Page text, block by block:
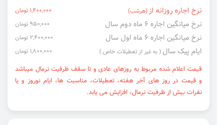
نرخ اجاره روزانه از (هرشب) 1,400,000 تومان
نرخ میانگین اجاره ۶ ماه دوم سال 950,000 تومان
نرخ میانگین اجاره ۶ ماه اول سال 2,400,000 تومان
ایام پیک سال ( به غیر از تعطیلات خاص ) 1,800,000 تومان
قیمت اعلام شده مربوط به روزهای عادی و تا سقف ظرفیت نرمال میباشد
و قیمت در روز های آخر هفته، تعطیلات، مناسبت ها، ایام نوروز و یا
نفرات بیش از ظرفیت نرمال، افزایش می یابد.